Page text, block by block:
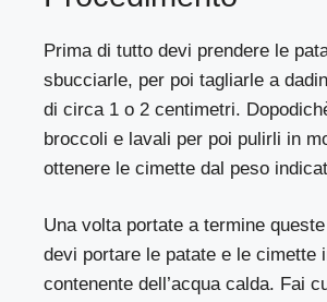
Prima di tutto devi prendere le
sbucciarle, per poi tagliarle a
di circa 1 o 2 centimetri.
broccoli e lavali per poi pulirli in
ottenere le cimette dal peso
Una volta portate a termine
devi portare le patate e le cimette
contenente dell’acqua calda. Fai